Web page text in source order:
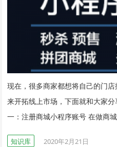
现在，很多商家都想将自己的门
来开拓线上市场，下面就和大家
一：注册商城小程序账号 在做商
知识库 2020年2月21日